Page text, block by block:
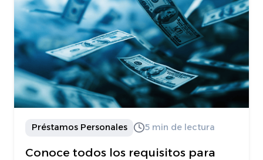
Préstamos Personales 5 min de lectura
Conoce todos los requisitos para